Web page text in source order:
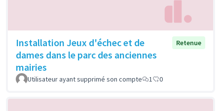
Installation Jeux d'échec et de
dames dans le parc des anciennes
mairies
Retenue
Utilisateur ayant supprimé son compte 1 0